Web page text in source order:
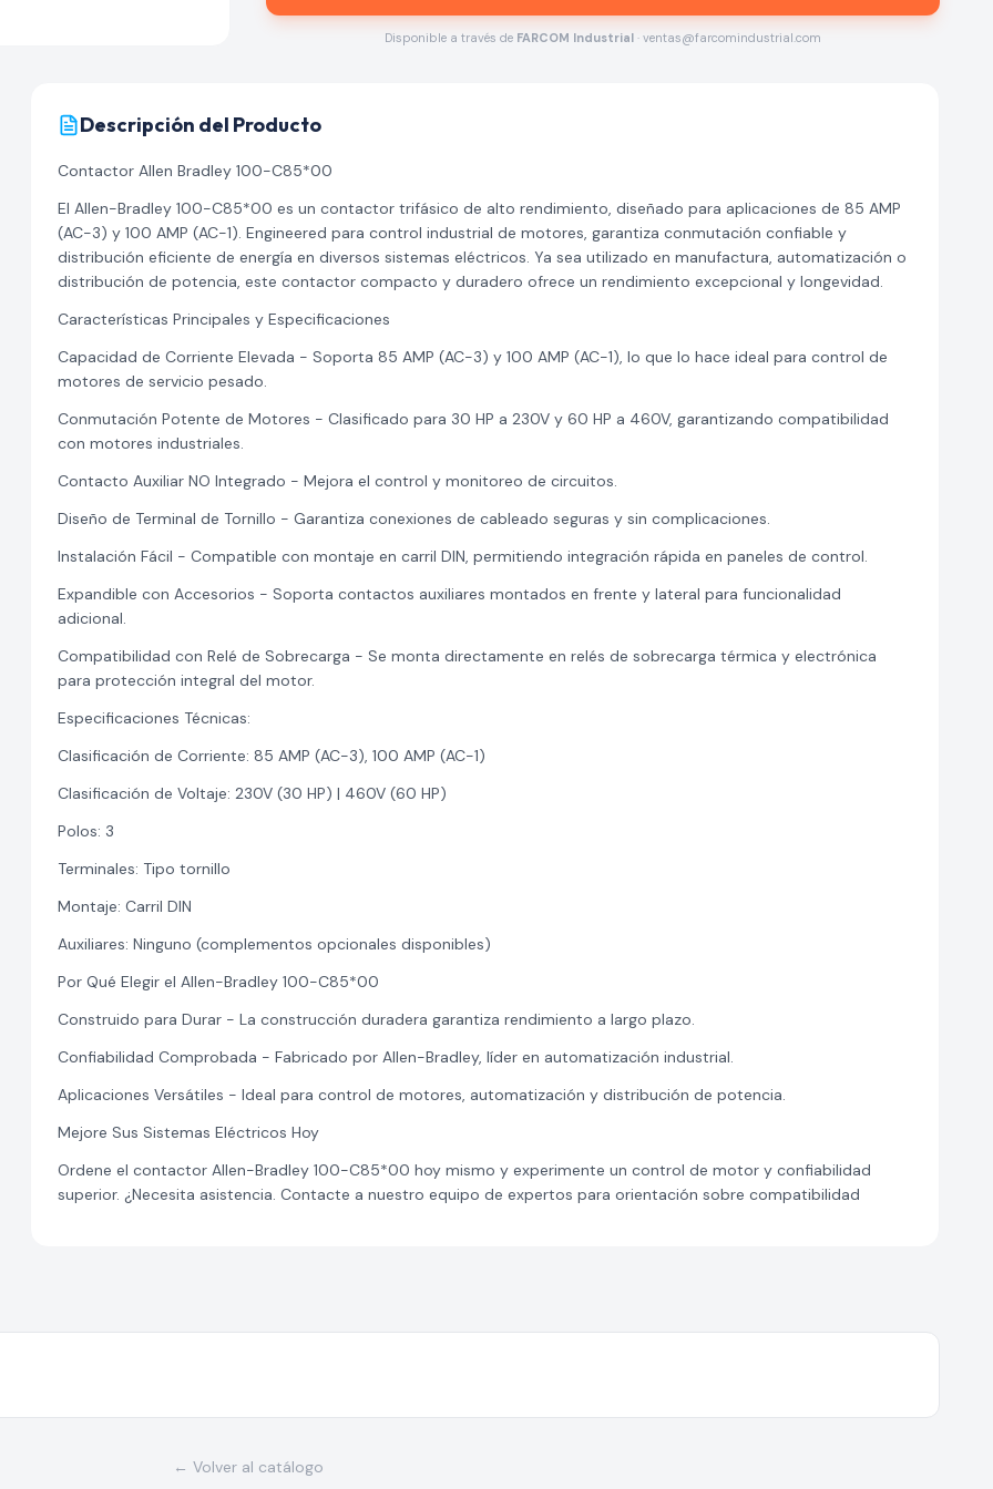
Disponible a través de FARCOM Industrial · ventas@farcomindustrial.com
Descripción del Producto
Contactor Allen Bradley 100-C85*00
El Allen-Bradley 100-C85*00 es un contactor trifásico de alto rendimiento, diseñado para aplicaciones de 85 AMP
(AC-3) y 100 AMP (AC-1). Engineered para control industrial de motores, garantiza conmutación confiable y
distribución eficiente de energía en diversos sistemas eléctricos. Ya sea utilizado en manufactura, automatización o
distribución de potencia, este contactor compacto y duradero ofrece un rendimiento excepcional y longevidad.
Características Principales y Especificaciones
Capacidad de Corriente Elevada - Soporta 85 AMP (AC-3) y 100 AMP (AC-1), lo que lo hace ideal para control de
motores de servicio pesado.
Conmutación Potente de Motores - Clasificado para 30 HP a 230V y 60 HP a 460V, garantizando compatibilidad
con motores industriales.
Contacto Auxiliar NO Integrado - Mejora el control y monitoreo de circuitos.
Diseño de Terminal de Tornillo - Garantiza conexiones de cableado seguras y sin complicaciones.
Instalación Fácil - Compatible con montaje en carril DIN, permitiendo integración rápida en paneles de control.
Expandible con Accesorios - Soporta contactos auxiliares montados en frente y lateral para funcionalidad
adicional.
Compatibilidad con Relé de Sobrecarga - Se monta directamente en relés de sobrecarga térmica y electrónica
para protección integral del motor.
Especificaciones Técnicas:
Clasificación de Corriente: 85 AMP (AC-3), 100 AMP (AC-1)
Clasificación de Voltaje: 230V (30 HP) | 460V (60 HP)
Polos: 3
Terminales: Tipo tornillo
Montaje: Carril DIN
Auxiliares: Ninguno (complementos opcionales disponibles)
Por Qué Elegir el Allen-Bradley 100-C85*00
Construido para Durar - La construcción duradera garantiza rendimiento a largo plazo.
Confiabilidad Comprobada - Fabricado por Allen-Bradley, líder en automatización industrial.
Aplicaciones Versátiles - Ideal para control de motores, automatización y distribución de potencia.
Mejore Sus Sistemas Eléctricos Hoy
Ordene el contactor Allen-Bradley 100-C85*00 hoy mismo y experimente un control de motor y confiabilidad
superior. ¿Necesita asistencia. Contacte a nuestro equipo de expertos para orientación sobre compatibilidad
← Volver al catálogo